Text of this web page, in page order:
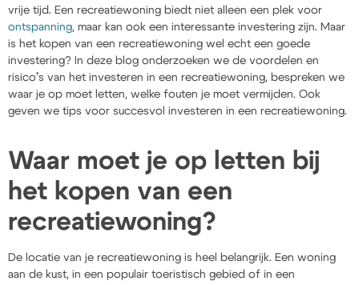
vrije tijd. Een recreatiewoning biedt niet alleen een plek voor
ontspanning, maar kan ook een interessante investering zijn. Maar
is het kopen van een recreatiewoning wel echt een goede
investering? In deze blog onderzoeken we de voordelen en
risico’s van het investeren in een recreatiewoning, bespreken we
waar je op moet letten, welke fouten je moet vermijden. Ook
geven we tips voor succesvol investeren in een recreatiewoning.
Waar moet je op letten bij
het kopen van een
recreatiewoning?
De locatie van je recreatiewoning is heel belangrijk. Een woning
aan de kust, in een populair toeristisch gebied of in een